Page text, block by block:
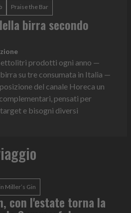
Praise the Bar
birra secondo
ettolitri prodotti ogni anno —
su tre consumata in Italia —
del canale Horeca un
pensati per
e bisogni diversi
Miller’s Gin
con l'estate torna la